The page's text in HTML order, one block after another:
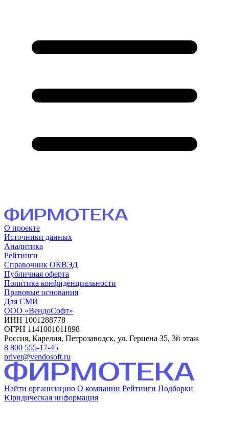
О проекте
Источники данных
Аналитика
Рейтинги
Справочник ОКВЭД
Публичная оферта
Политика конфиденциальности
Правовые основания
Для СМИ
ООО «ВендоСофт»
ИНН 1001288778
ОГРН 1141001011898
Россия, Карелия, Петрозаводск, ул. Герцена 35, 3й этаж
8 800 555-17-45
privet@vendosoft.ru
Найти организацию О компании Рейтинги Подборки
Юридическая информация